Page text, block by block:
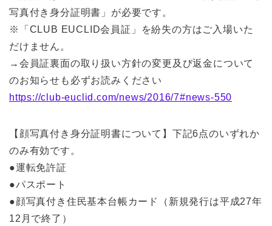
写真付き身分証明書」が必要です。
※「CLUB EUCLID会員証」を紛失の方はご入場いた
だけません。
→会員証裏面の取り扱い方針の変更及び返金について
のお知らせも必ずお読みください
https://club-euclid.com/news/2016/7#news-550
【顔写真付き身分証明書について】下記6点のいずれか
のみ有効です。
●運転免許証
●パスポート
●顔写真付き住民基本台帳カード（新規発行は平成27年
12月で終了）